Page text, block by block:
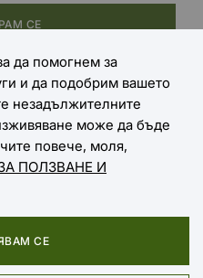
СЕ
ПЛАЩАНЕ
SPORTS
да помогнем за
и да подобрим вашето
незадължителните
може да бъде
повече, моля,
ПОЛЗВАНЕ И
СЕ